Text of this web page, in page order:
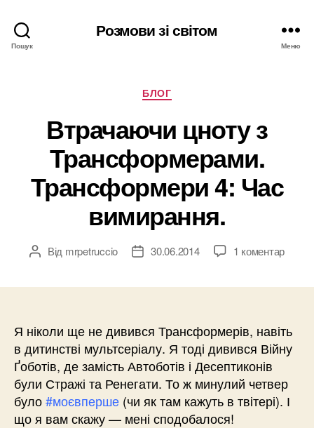
Пошук
Розмови зі світом
Меню
Категорії
БЛОГ
Втрачаючи цноту з
Трансформерами.
Трансформери 4: Час
вимирання.
Автор
Від mrpetruccio
Дата30.06.2014 1 коментар
Я ніколи ще не дивився Трансформерів, навіть
в дитинстві мультсеріалу. Я тоді дивився Війну
Ґоботів, де замість Автоботів і Десептиконів
були Стражі та Ренегати. То ж минулий четвер
було#моєвперше (чи як там кажуть в твітері). І
що я вам скажу — мені сподобалося!